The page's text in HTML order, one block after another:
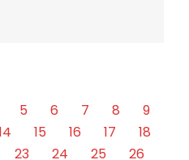
5 6 7 8
9
15 16 17
18
23 24 25 26